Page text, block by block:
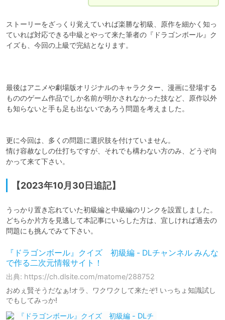
ストーリーをざっくり覚えていれば楽勝な初級、原作を細かく知っ
ていれば対応できる中級とやって来た筆者の『ドラゴンボール』ク
イズも、今回の上級で完結となります。
最後はアニメや劇場版オリジナルのキャラクター、漫画に登場する
もののゲーム作品でしか名前が明かされなかった技など、原作以外
も知らないと手も足も出ないであろう問題を考えました。
更に今回は、多くの問題に選択肢を付けていません。
情け容赦なしの仕打ちですが、それでも構わない方のみ、どうぞ向
かって来て下さい。
【2023年10月30日追記】
うっかり置き忘れていた初級編と中級編のリンクを設置しました。
どちらか片方を見逃して本記事にいらした方は、宜しければ過去の
問題にも挑んでみて下さい。
『ドラゴンボール』クイズ 初級編 - DLチャンネル みんな
で作る二次元情報サイト！
出典: https://ch.dlsite.com/matome/288752
おめぇ賢そうだなぁ!オラ、ワクワクして来たぞ! いっちょ知識試し
でもしてみっか!